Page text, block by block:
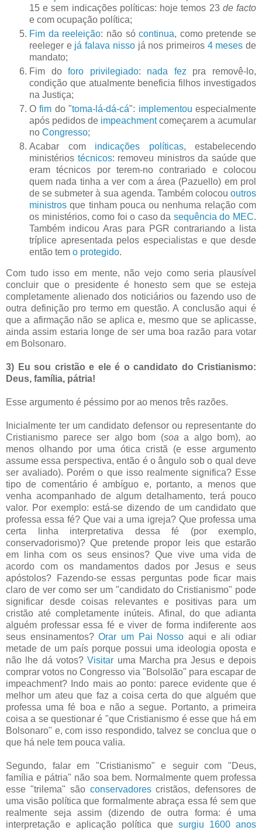
15 e sem indicações políticas: hoje temos 23 de facto
e com ocupação política;
Fim da reeleição: não sócontinua, como pretende se
reeleger e já falava nissojá nos primeiros 4 meses de
mandato;
Fim doforo privilegiado: nada fez pra removê-lo,
condição que atualmente beneficia filhos investigados
na Justiça;
Ofim do "toma-lá-dá-cá": implementou especialmente
após pedidos de impeachmentcomeçarem a acumular
no Congresso;
Acabar com indicações políticas, estabelecendo
ministérios técnicos: removeu ministros da saúde que
eram técnicos por terem-no contrariado e colocou
quem nada tinha a ver com a área (Pazuello) em prol
de se submeter à sua agenda. Também colocou outros
ministros que tinham pouca ou nenhuma relação com
os ministérios, como foi o caso da sequência do MEC.
Também indicou Aras para PGR contrariando a lista
tríplice apresentada pelos especialistas e que desde
então tem o protegido.
Com tudo isso em mente, não vejo como seria plausível
concluir que o presidente é honesto sem que se esteja
completamente alienado dos noticiários ou fazendo uso de
outra definição pro termo em questão. A conclusão aqui é
que a afirmação não se aplica e, mesmo que se aplicasse,
ainda assim estaria longe de ser uma boa razão para votar
em Bolsonaro.
3) Eu sou cristão e ele é o candidato do Cristianismo:
Deus, família, pátria!
Esse argumento é péssimo por ao menos três razões.
Inicialmente ter um candidato defensor ou representante do
Cristianismo parece ser algo bom (soa a algo bom), ao
menos olhando por uma ótica cristã (e esse argumento
assume essa perspectiva, então é o ângulo sob o qual deve
ser avaliado). Porém o que isso realmente significa? Esse
tipo de comentário é ambíguo e, portanto, a menos que
venha acompanhado de algum detalhamento, terá pouco
valor. Por exemplo: está-se dizendo de um candidato que
professa essa fé? Que vai a uma igreja? Que professa uma
certa linha interpretativa dessa fé (por exemplo,
conservadorismo)? Que pretende propor leis que estarão
em linha com os seus ensinos? Que vive uma vida de
acordo com os mandamentos dados por Jesus e seus
apóstolos? Fazendo-se essas perguntas pode ficar mais
claro de ver como ser um "candidato do Cristianismo" pode
significar desde coisas relevantes e positivas para um
cristão até completamente inúteis. Afinal, do que adianta
alguém professar essa fé e viver de forma indiferente aos
seus ensinamentos?Orar um Pai Nosso aqui e ali odiar
metade de um país porque possui uma ideologia oposta e
não lhe dá votos?Visitar uma Marcha pra Jesus e depois
comprar votos no Congresso via "Bolsolão" para escapar de
impeachment? Indo mais ao ponto: parece evidente que é
melhor um ateu que faz a coisa certa do que alguém que
professa uma fé boa e não a segue. Portanto, a primeira
coisa a se questionar é "que Cristianismo é esse que há em
Bolsonaro" e, com isso respondido, talvez se conclua que o
que há nele tem pouca valia.
Segundo, falar em "Cristianismo" e seguir com "Deus,
família e pátria" não soa bem. Normalmente quem professa
esse "trilema" são conservadorescristãos, defensores de
uma visão política que formalmente abraça essa fé sem que
realmente seja assim (dizendo de outra forma: é uma
interpretação e aplicação política que surgiu 1600 anos